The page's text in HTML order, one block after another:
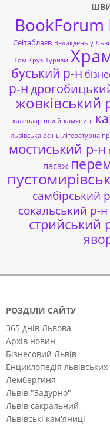
BookForum
Сеітаблаєв Великдень у
Том Круз Туризм
буський р-н
р-н
жовківський
календар подій камяниці
львівська осінь літературна
мостиський р-н
пасаж
самбірський
сокальський р-н
стрийський
РОЗДІЛИ САЙТУ
365 днів Львова
Архів новин
Бізнесовий Львів
Енциклопедія
Лембергиня
Львів "Задурно"
Львів сакральний
Львівські кам'яниці